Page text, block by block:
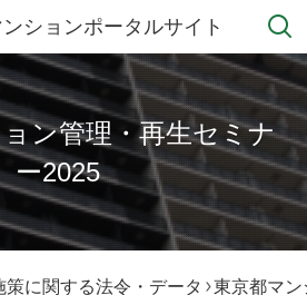
ションポータルサイト
ン管理・再生セミナ
ー2025
策に関する法令・データ 東京都マ